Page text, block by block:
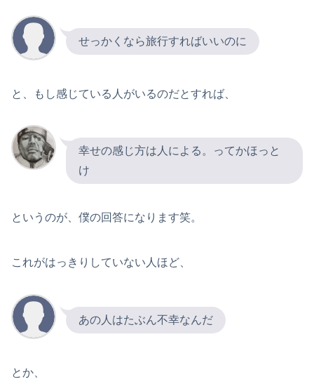
せっかくなら旅行すればいいのに
と、もし感じている人がいるのだとすれば、
幸せの感じ方は人による。ってかほっと
け
というのが、僕の回答になります笑。
これがはっきりしていない人ほど、
あの人はたぶん不幸なんだ
とか、